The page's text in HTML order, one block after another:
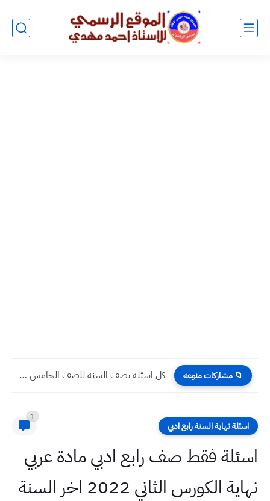
📁 مشاركات منوعه كل اسئلة نصف السنة للصف الخامس العلمي 2023 مع الحل
اسئلة نهاية السنة رابع ادبي
1
اسئلة فقط صف رابع ادبي مادة عربي
نهاية الكورس الثاني 2022 اخر السنة